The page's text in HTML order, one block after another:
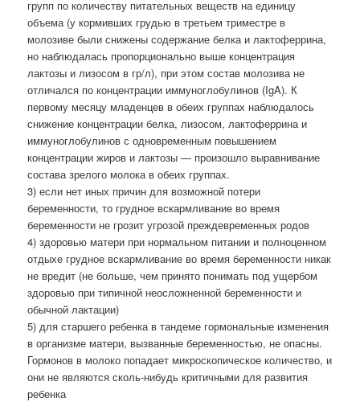
групп по количеству питательных веществ на единицу
объема (у кормивших грудью в третьем триместре в
молозиве были снижены содержание белка и лактоферрина,
но наблюдалась пропорционально выше концентрация
лактозы и лизосом в гр/л), при этом состав молозива не
отличался по концентрации иммуноглобулинов (IgA). К
первому месяцу младенцев в обеих группах наблюдалось
снижение концентрации белка, лизосом, лактоферрина и
иммуноглобулинов с одновременным повышением
концентрации жиров и лактозы — произошло выравнивание
состава зрелого молока в обеих группах.
3) если нет иных причин для возможной потери
беременности, то грудное вскармливание во время
беременности не грозит угрозой преждевременных родов
4) здоровью матери при нормальном питании и полноценном
отдыхе грудное вскармливание во время беременности никак
не вредит (не больше, чем принято понимать под ущербом
здоровью при типичной неосложненной беременности и
обычной лактации)
5) для старшего ребенка в тандеме гормональные изменения
в организме матери, вызванные беременностью, не опасны.
Гормонов в молоко попадает микроскопическое количество, и
они не являются сколь-нибудь критичными для развития
ребенка